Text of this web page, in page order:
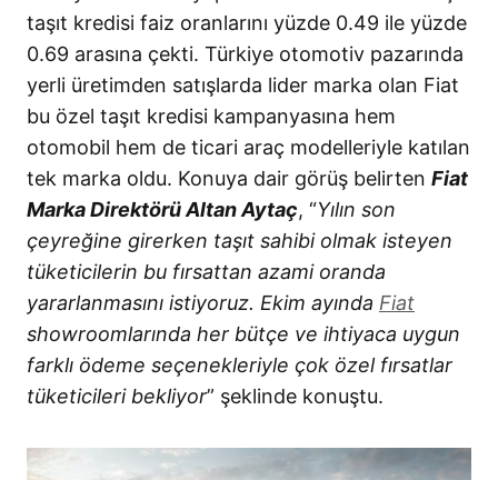
taşıt kredisi faiz oranlarını yüzde 0.49 ile yüzde
0.69 arasına çekti. Türkiye otomotiv pazarında
yerli üretimden satışlarda lider marka olan Fiat
bu özel taşıt kredisi kampanyasına hem
otomobil hem de ticari araç modelleriyle katılan
tek marka oldu. Konuya dair görüş belirten Fiat
Marka Direktörü Altan Aytaç, “Yılın son
çeyreğine girerken taşıt sahibi olmak isteyen
tüketicilerin bu fırsattan azami oranda
yararlanmasını istiyoruz. Ekim ayında Fiat
showroomlarında her bütçe ve ihtiyaca uygun
farklı ödeme seçenekleriyle çok özel fırsatlar
tüketicileri bekliyor” şeklinde konuştu.